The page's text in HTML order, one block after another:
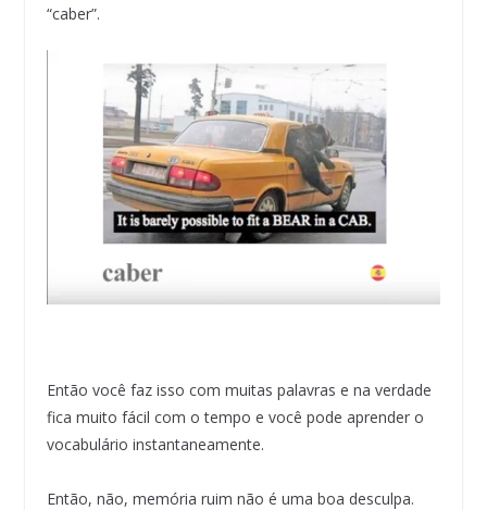
“caber”.
Então você faz isso com muitas palavras e na verdade
fica muito fácil com o tempo e você pode aprender o
vocabulário instantaneamente.
Então, não, memória ruim não é uma boa desculpa.